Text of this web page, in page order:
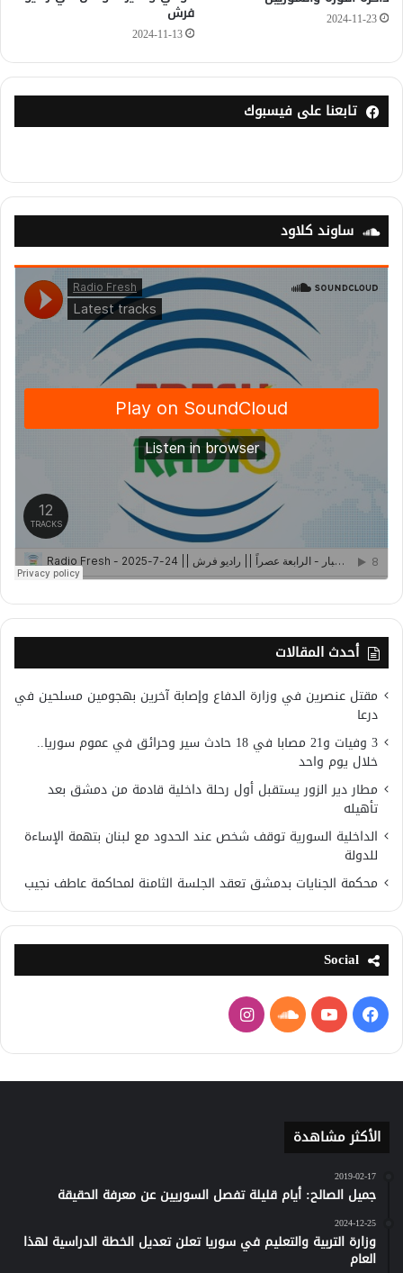
2024-11-23 فرش
2024-11-13
تابعنا على فيسبوك
ساوند كلاود
أحدث المقالات
مقتل عنصرين في وزارة الدفاع وإصابة آخرين بهجومين مسلحين في
درعا
3 وفيات و21 مصابا في 18 حادث سير وحرائق في عموم سوريا..
خلال يوم واحد
مطار دير الزور يستقبل أول رحلة داخلية قادمة من دمشق بعد
تأهيله
الداخلية السورية توقف شخص عند الحدود مع لبنان بتهمة الإساءة
للدولة
محكمة الجنايات بدمشق تعقد الجلسة الثامنة لمحاكمة عاطف نجيب
Social
فيسبوكيوتيوبساوند
كلاود
انستقرام
الأكثر مشاهدة
2019-02-17
جميل الصالح: أيام قليلة تفصل السوريين عن معرفة الحقيقة
2024-12-25
وزارة التربية والتعليم في سوريا تعلن تعديل الخطة الدراسية لهذا
العام